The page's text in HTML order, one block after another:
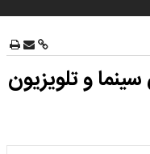
و تلویزیون